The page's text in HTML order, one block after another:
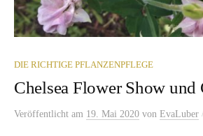
DIE RICHTIGE PFLANZENPFLEGE
Chelsea Flower Show und
Veröffentlicht am 19. Mai 2020 von EvaLuber